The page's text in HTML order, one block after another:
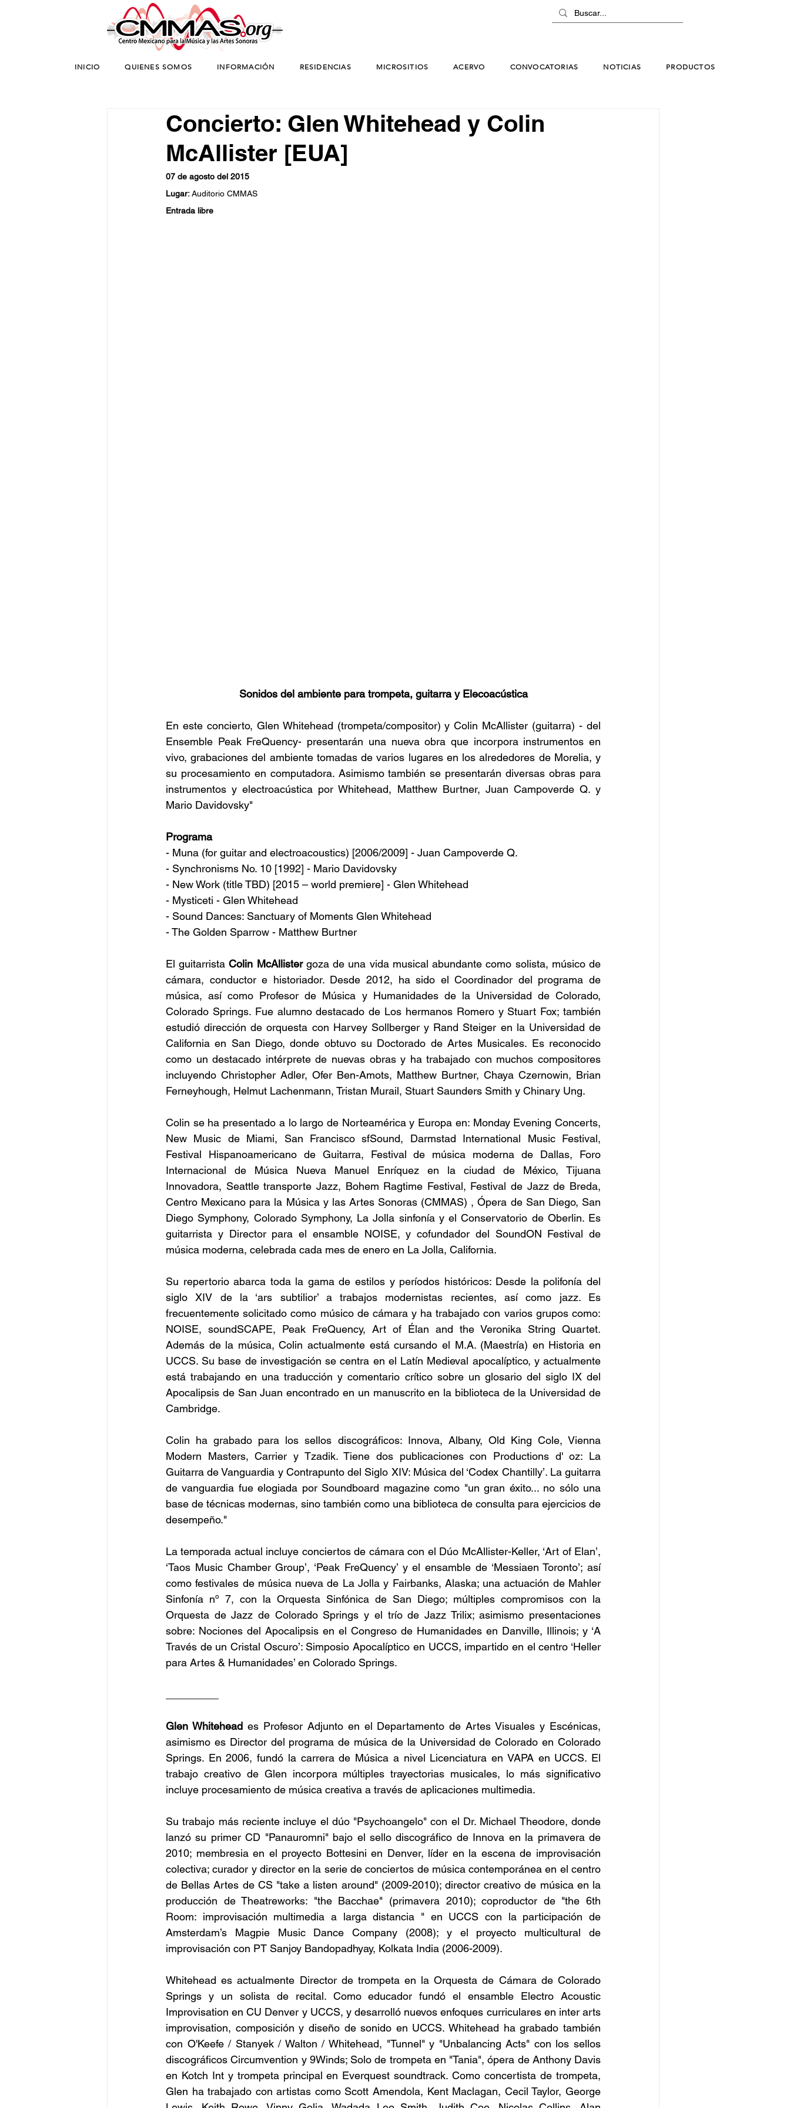
INICIO QUIENES SOMOS INFORMACIÓN RESIDENCIAS MICROSITIOS ACERVO CONVOCATORIAS NOTICIAS PRODUCTOS
Concierto: Glen Whitehead y Colin
McAllister [EUA]
07 de agosto del 2015
Lugar: Auditorio CMMAS
Entrada libre
Sonidos del ambiente para trompeta, guitarra y Elecoacústica
En este concierto, Glen Whitehead (trompeta/compositor) y Colin McAllister (guitarra) - del
Ensemble Peak FreQuency- presentarán una nueva obra que incorpora instrumentos en
vivo, grabaciones del ambiente tomadas de varios lugares en los alrededores de Morelia, y
su procesamiento en computadora. Asimismo también se presentarán diversas obras para
instrumentos y electroacústica por Whitehead, Matthew Burtner, Juan Campoverde Q. y
Mario Davidovsky"
Programa
- Muna (for guitar and electroacoustics) [2006/2009] - Juan Campoverde Q.
- Synchronisms No. 10 [1992] - Mario Davidovsky
- New Work (title TBD) [2015 – world premiere] - Glen Whitehead
- Mysticeti - Glen Whitehead
- Sound Dances: Sanctuary of Moments Glen Whitehead
- The Golden Sparrow - Matthew Burtner
El guitarrista Colin McAllister goza de una vida musical abundante como solista, músico de
cámara, conductor e historiador. Desde 2012, ha sido el Coordinador del programa de
música, así como Profesor de Música y Humanidades de la Universidad de Colorado,
Colorado Springs. Fue alumno destacado de Los hermanos Romero y Stuart Fox; también
estudió dirección de orquesta con Harvey Sollberger y Rand Steiger en la Universidad de
California en San Diego, donde obtuvo su Doctorado de Artes Musicales. Es reconocido
como un destacado intérprete de nuevas obras y ha trabajado con muchos compositores
incluyendo Christopher Adler, Ofer Ben-Amots, Matthew Burtner, Chaya Czernowin, Brian
Ferneyhough, Helmut Lachenmann, Tristan Murail, Stuart Saunders Smith y Chinary Ung.
Colin se ha presentado a lo largo de Norteamérica y Europa en: Monday Evening Concerts,
New Music de Miami, San Francisco sfSound, Darmstad International Music Festival,
Festival Hispanoamericano de Guitarra, Festival de música moderna de Dallas, Foro
Internacional de Música Nueva Manuel Enríquez en la ciudad de México, Tijuana
Innovadora, Seattle transporte Jazz, Bohem Ragtime Festival, Festival de Jazz de Breda,
Centro Mexicano para la Música y las Artes Sonoras (CMMAS) , Ópera de San Diego, San
Diego Symphony, Colorado Symphony, La Jolla sinfonía y el Conservatorio de Oberlin. Es
guitarrista y Director para el ensamble NOISE, y cofundador del SoundON Festival de
música moderna, celebrada cada mes de enero en La Jolla, California.
Su repertorio abarca toda la gama de estilos y períodos históricos: Desde la polifonía del
siglo XIV de la ‘ars subtilior’ a trabajos modernistas recientes, así como jazz. Es
frecuentemente solicitado como músico de cámara y ha trabajado con varios grupos como:
NOISE, soundSCAPE, Peak FreQuency, Art of Élan and the Veronika String Quartet.
Además de la música, Colin actualmente está cursando el M.A. (Maestría) en Historia en
UCCS. Su base de investigación se centra en el Latín Medieval apocalíptico, y actualmente
está trabajando en una traducción y comentario crítico sobre un glosario del siglo IX del
Apocalipsis de San Juan encontrado en un manuscrito en la biblioteca de la Universidad de
Cambridge.
Colin ha grabado para los sellos discográficos: Innova, Albany, Old King Cole, Vienna
Modern Masters, Carrier y Tzadik. Tiene dos publicaciones con Productions d' oz: La
Guitarra de Vanguardia y Contrapunto del Siglo XIV: Música del ‘Codex Chantilly’. La guitarra
de vanguardia fue elogiada por Soundboard magazine como "un gran éxito... no sólo una
base de técnicas modernas, sino también como una biblioteca de consulta para ejercicios de
desempeño."
La temporada actual incluye conciertos de cámara con el Dúo McAllister-Keller, ‘Art of Elan’,
‘Taos Music Chamber Group’, ‘Peak FreQuency’ y el ensamble de ‘Messiaen Toronto’; así
como festivales de música nueva de La Jolla y Fairbanks, Alaska; una actuación de Mahler
Sinfonía nº 7, con la Orquesta Sinfónica de San Diego; múltiples compromisos con la
Orquesta de Jazz de Colorado Springs y el trío de Jazz Trilix; asimismo presentaciones
sobre: Nociones del Apocalipsis en el Congreso de Humanidades en Danville, Illinois; y ‘A
Través de un Cristal Oscuro’: Simposio Apocalíptico en UCCS, impartido en el centro ‘Heller
para Artes & Humanidades’ en Colorado Springs.
Glen Whitehead es Profesor Adjunto en el Departamento de Artes Visuales y Escénicas,
asimismo es Director del programa de música de la Universidad de Colorado en Colorado
Springs. En 2006, fundó la carrera de Música a nivel Licenciatura en VAPA en UCCS. El
trabajo creativo de Glen incorpora múltiples trayectorias musicales, lo más significativo
incluye procesamiento de música creativa a través de aplicaciones multimedia.
Su trabajo más reciente incluye el dúo "Psychoangelo" con el Dr. Michael Theodore, donde
lanzó su primer CD "Panauromni" bajo el sello discográfico de Innova en la primavera de
2010; membresia en el proyecto Bottesini en Denver, líder en la escena de improvisación
colectiva; curador y director en la serie de conciertos de música contemporánea en el centro
de Bellas Artes de CS "take a listen around" (2009-2010); director creativo de música en la
producción de Theatreworks: "the Bacchae" (primavera 2010); coproductor de "the 6th
Room: improvisación multimedia a larga distancia " en UCCS con la participación de
Amsterdam’s Magpie Music Dance Company (2008); y el proyecto multicultural de
improvisación con PT Sanjoy Bandopadhyay, Kolkata India (2006-2009).
Whitehead es actualmente Director de trompeta en la Orquesta de Cámara de Colorado
Springs y un solista de recital. Como educador fundó el ensamble Electro Acoustic
Improvisation en CU Denver y UCCS, y desarrolló nuevos enfoques curriculares en inter arts
improvisation, composición y diseño de sonido en UCCS. Whitehead ha grabado también
con O'Keefe / Stanyek / Walton / Whitehead, "Tunnel" y "Unbalancing Acts" con los sellos
discográficos Circumvention y 9Winds; Solo de trompeta en "Tania", ópera de Anthony Davis
en Kotch Int y trompeta principal en Everquest soundtrack. Como concertista de trompeta,
Glen ha trabajado con artistas como Scott Amendola, Kent Maclagan, Cecil Taylor, George